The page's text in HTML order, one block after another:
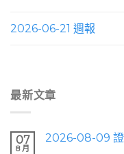
2026-06-21 週報
最新文章
07
8 月
2026-08-09 證